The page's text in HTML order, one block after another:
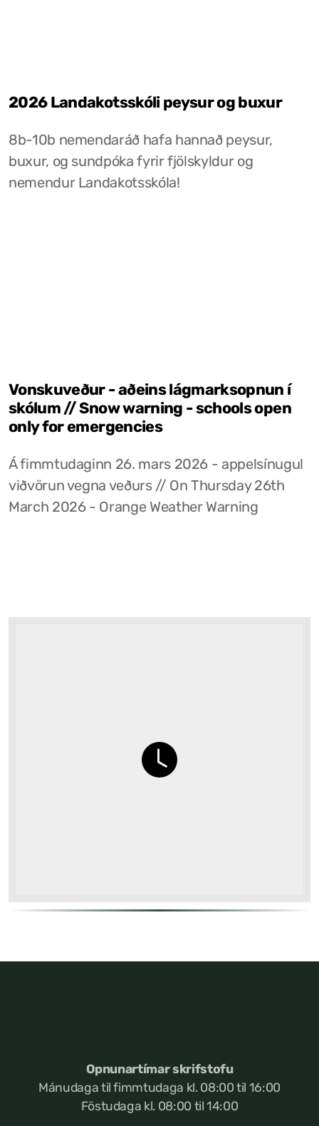
2026 Landakotsskóli peysur og buxur
8b-10b nemendaráð hafa hannað peysur,
buxur, og sundpóka fyrir fjölskyldur og
nemendur Landakotsskóla!
Vonskuveður - aðeins lágmarksopnun í
skólum // Snow warning - schools open
only for emergencies
Á fimmtudaginn 26. mars 2026 - appelsínugul
viðvörun vegna veðurs // On Thursday 26th
March 2026 - Orange Weather Warning
Opnunartímar skrifstofu
Mánudaga til fimmtudaga kl. 08:00 til 16:00
Föstudaga kl. 08:00 til 14:00